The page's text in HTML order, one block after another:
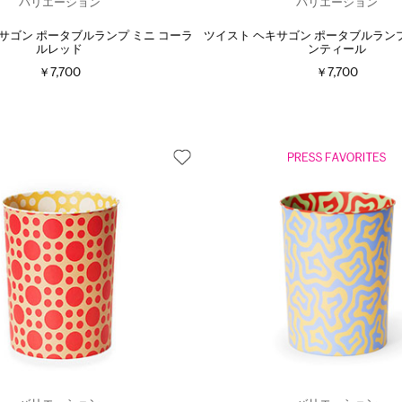
バリエーション
ゴン ポータブルランプ ミニ コーラ
ルレッド
￥7,700
バリエーション
ツイスト ヘキサゴン ポータブルラン
ンティール
￥7,700